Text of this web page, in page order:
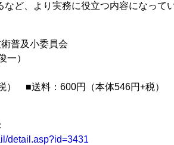
ど、より実務に役立つ内容になってい
普及小委員会
）
） ■送料：600円（本体546円+税）
detail.asp?id=3431